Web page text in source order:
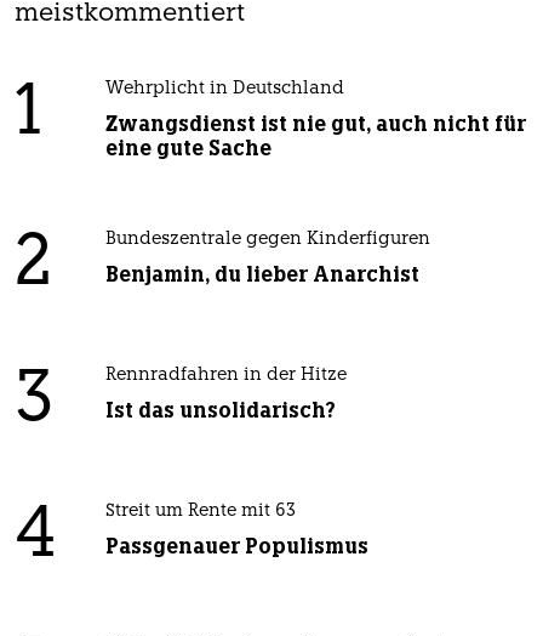
meistkommentiert
1 Wehrplicht in Deutschland
Zwangsdienst ist nie gut, auch nicht für
eine gute Sache
2 Bundeszentrale gegen Kinderfiguren
Benjamin, du lieber Anarchist
3 Rennradfahren in der Hitze
Ist das unsolidarisch?
4 Streit um Rente mit 63
Passgenauer Populismus